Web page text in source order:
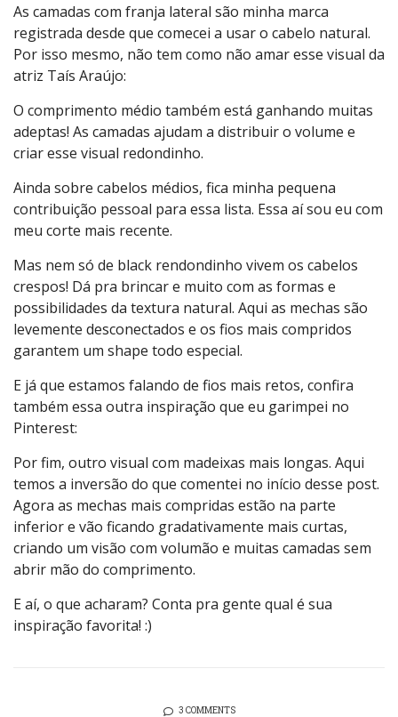
As camadas com franja lateral são minha marca
registrada desde que comecei a usar o cabelo natural.
Por isso mesmo, não tem como não amar esse visual da
atriz Taís Araújo:
O comprimento médio também está ganhando muitas
adeptas! As camadas ajudam a distribuir o volume e
criar esse visual redondinho.
Ainda sobre cabelos médios, fica minha pequena
contribuição pessoal para essa lista. Essa aí sou eu com
meu corte mais recente.
Mas nem só de black rendondinho vivem os cabelos
crespos! Dá pra brincar e muito com as formas e
possibilidades da textura natural. Aqui as mechas são
levemente desconectados e os fios mais compridos
garantem um shape todo especial.
E já que estamos falando de fios mais retos, confira
também essa outra inspiração que eu garimpei no
Pinterest:
Por fim, outro visual com madeixas mais longas. Aqui
temos a inversão do que comentei no início desse post.
Agora as mechas mais compridas estão na parte
inferior e vão ficando gradativamente mais curtas,
criando um visão com volumão e muitas camadas sem
abrir mão do comprimento.
E aí, o que acharam? Conta pra gente qual é sua
inspiração favorita! :)
3 COMMENTS